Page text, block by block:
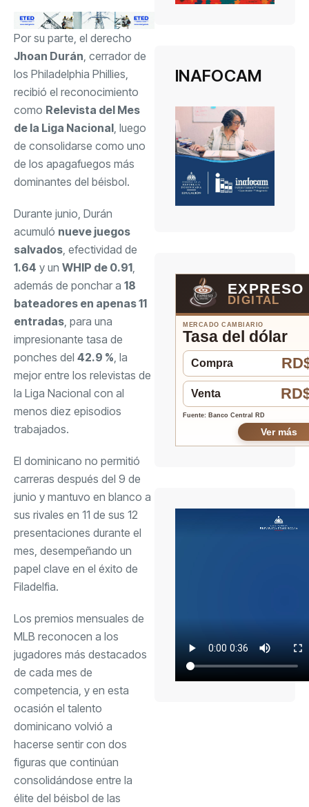
Por su parte, el derecho
Jhoan Durán, cerrador de
los Philadelphia Phillies,
recibió el reconocimiento
como Relevista del Mes
de la Liga Nacional, luego
de consolidarse como uno
de los apagafuegos más
dominantes del béisbol.
Durante junio, Durán
acumuló nueve juegos
salvados, efectividad de
1.64 y un WHIP de 0.91,
además de ponchar a 18
bateadores en apenas 11
entradas, para una
impresionante tasa de
ponches del 42.9 %, la
mejor entre los relevistas de
la Liga Nacional con al
menos diez episodios
trabajados.
El dominicano no permitió
carreras después del 9 de
junio y mantuvo en blanco a
sus rivales en 11 de sus 12
presentaciones durante el
mes, desempeñando un
papel clave en el éxito de
Filadelfia.
Los premios mensuales de
MLB reconocen a los
jugadores más destacados
de cada mes de
competencia, y en esta
ocasión el talento
dominicano volvió a
hacerse sentir con dos
figuras que continúan
consolidándose entre la
élite del béisbol de las
INAFOCAM
EXPRESO
DIGITAL
MERCADO CAMBIARIO
Tasa del dólar
Compra
Venta
Fuente: Banco Central RD
Ver más